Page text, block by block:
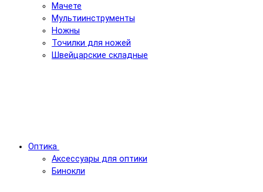
Мачете
Мультиинструменты
Ножны
Точилки для ножей
Швейцарские складные
Оптика
Аксессуары для оптики
Бинокли